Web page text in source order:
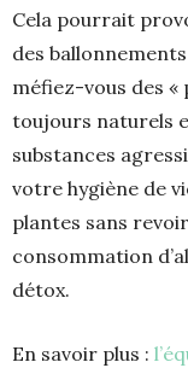
Cela pourrait
des
méfiez-vous des
toujours naturels
substances
votre hygiène de
plantes sans
consommation
détox.
En savoir plus :